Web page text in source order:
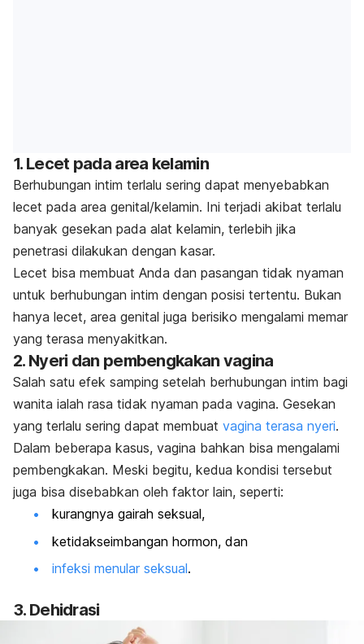
1. Lecet pada area kelamin
Berhubungan intim terlalu sering dapat menyebabkan
lecet pada area genital/kelamin. Ini terjadi akibat terlalu
banyak gesekan pada alat kelamin, terlebih jika
penetrasi dilakukan dengan kasar.
Lecet bisa membuat Anda dan pasangan tidak nyaman
untuk berhubungan intim dengan posisi tertentu. Bukan
hanya lecet, area genital juga berisiko mengalami memar
yang terasa menyakitkan.
2. Nyeri dan pembengkakan vagina
Salah satu efek samping setelah berhubungan intim bagi
wanita ialah rasa tidak nyaman pada vagina. Gesekan
yang terlalu sering dapat membuat vagina terasa nyeri.
Dalam beberapa kasus, vagina bahkan bisa mengalami
pembengkakan. Meski begitu, kedua kondisi tersebut
juga bisa disebabkan oleh faktor lain, seperti:
kurangnya gairah seksual,
ketidakseimbangan hormon, dan
infeksi menular seksual.
3. Dehidrasi